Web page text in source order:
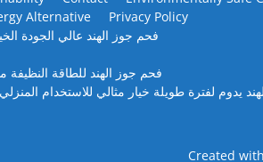
Alternative
Privacy Policy
فحم جوز الهند عالي الجودة
فحم جوز الهند للطاقة
يدوم لفترة طويلة خيار مثالي للاستخدام
Created